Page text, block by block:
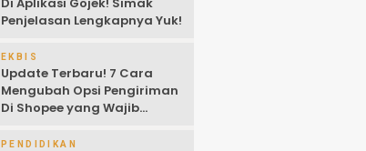
Di Aplikasi Gojek! Simak
Penjelasan Lengkapnya Yuk!
EKBIS
Update Terbaru! 7 Cara
Mengubah Opsi Pengiriman
Di Shopee yang Wajib
PENDIDIKAN